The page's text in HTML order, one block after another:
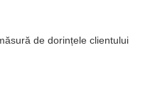
de dorințele clientului